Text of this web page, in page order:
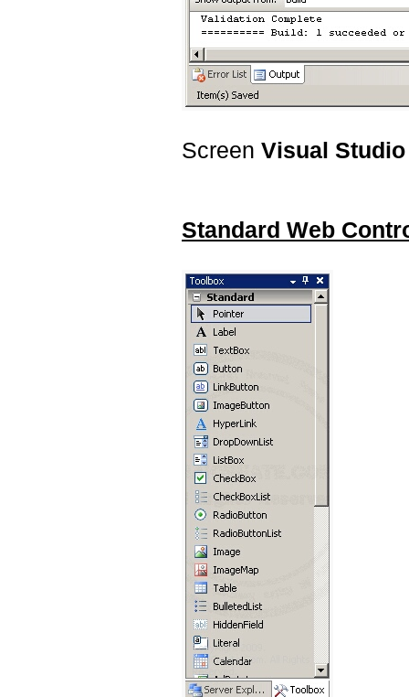
Screen Visual Studio
Standard Web